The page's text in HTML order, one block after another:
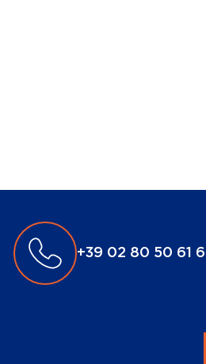
+39 02 80 50 61